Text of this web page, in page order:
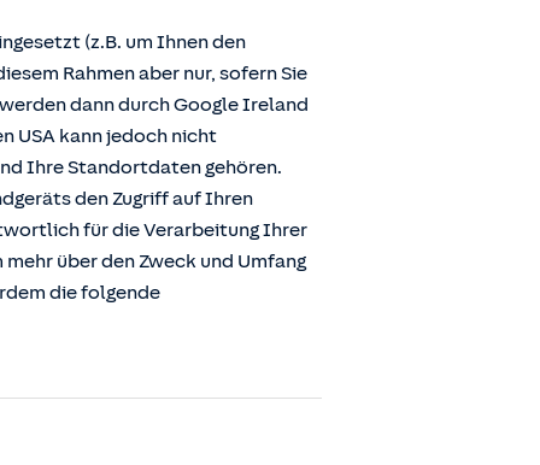
(z.B. um Ihnen den
Rahmen aber nur, sofern Sie
dann durch Google Ireland
USA kann jedoch nicht
Ihre Standortdaten gehören.
den Zugriff auf Ihren
für die Verarbeitung Ihrer
über den Zweck und Umfang
die folgende